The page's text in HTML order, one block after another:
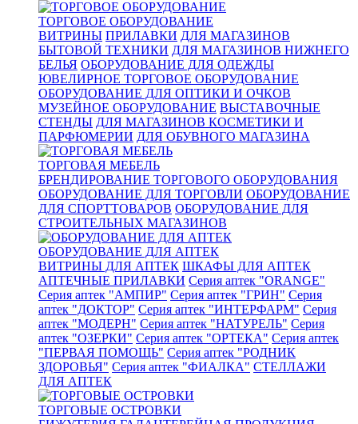
ТОРГОВОЕ ОБОРУДОВАНИЕ
ВИТРИНЫ ПРИЛАВКИ ДЛЯ МАГАЗИНОВ
БЫТОВОЙ ТЕХНИКИ ДЛЯ МАГАЗИНОВ НИЖНЕГО
БЕЛЬЯ ОБОРУДОВАНИЕ ДЛЯ ОДЕЖДЫ
ЮВЕЛИРНОЕ ТОРГОВОЕ ОБОРУДОВАНИЕ
ОБОРУДОВАНИЕ ДЛЯ ОПТИКИ И ОЧКОВ
МУЗЕЙНОЕ ОБОРУДОВАНИЕ ВЫСТАВОЧНЫЕ
СТЕНДЫ ДЛЯ МАГАЗИНОВ КОСМЕТИКИ И
ПАРФЮМЕРИИ ДЛЯ ОБУВНОГО МАГАЗИНА
ТОРГОВАЯ МЕБЕЛЬ
БРЕНДИРОВАНИЕ ТОРГОВОГО ОБОРУДОВАНИЯ
ОБОРУДОВАНИЕ ДЛЯ ТОРГОВЛИ ОБОРУДОВАНИЕ
ДЛЯ СПОРТТОВАРОВ ОБОРУДОВАНИЕ ДЛЯ
СТРОИТЕЛЬНЫХ МАГАЗИНОВ
ОБОРУДОВАНИЕ ДЛЯ АПТЕК
ВИТРИНЫ ДЛЯ АПТЕК ШКАФЫ ДЛЯ АПТЕК
АПТЕЧНЫЕ ПРИЛАВКИ Серия аптек "ORANGE"
Серия аптек "АМПИР" Серия аптек "ГРИН" Серия
аптек "ДОКТОР" Серия аптек "ИНТЕРФАРМ" Серия
аптек "МОДЕРН" Серия аптек "НАТУРЕЛЬ" Серия
аптек "ОЗЕРКИ" Серия аптек "ОРТЕКА" Серия аптек
"ПЕРВАЯ ПОМОЩЬ" Серия аптек "РОДНИК
ЗДОРОВЬЯ" Серия аптек "ФИАЛКА" СТЕЛЛАЖИ
ДЛЯ АПТЕК
ТОРГОВЫЕ ОСТРОВКИ